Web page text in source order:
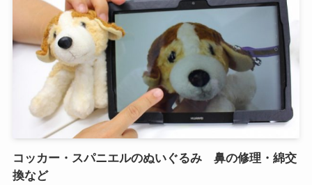
コッカー・スパニエルのぬいぐるみ 鼻の修理・綿交
換など